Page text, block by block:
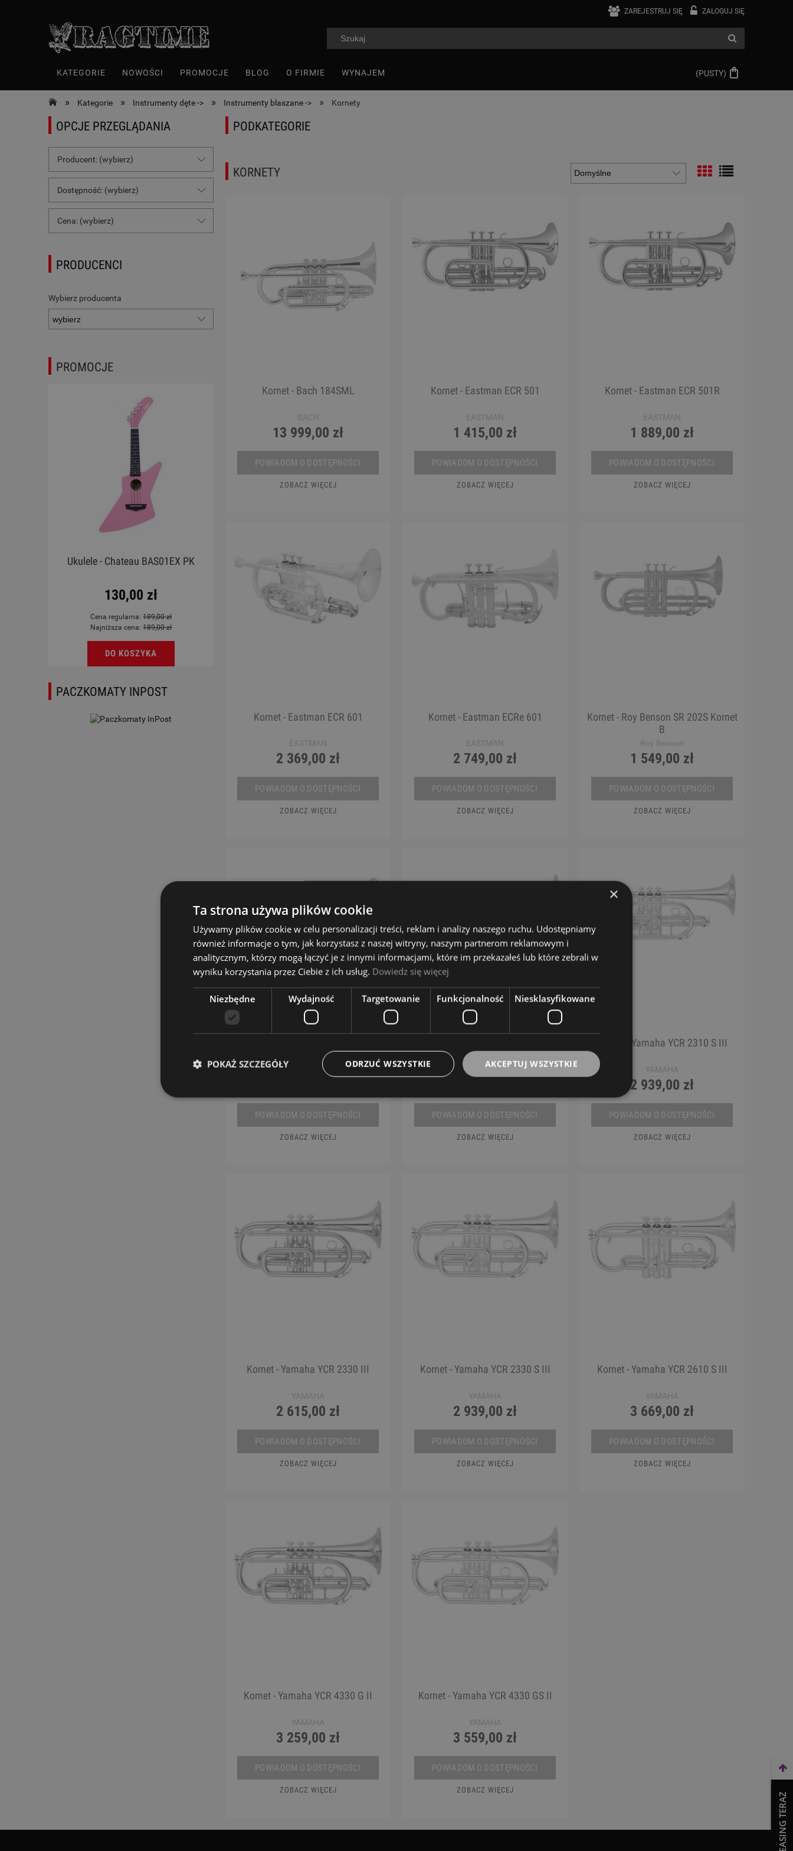
ZAREJESTRUJ SIĘ ZALOGUJ SIĘ
(PUSTY)
KATEGORIE NOWOŚCI PROMOCJE BLOG O FIRMIE WYNAJEM
» Kategorie » Instrumenty dęte -> » Instrumenty blaszane -> » Kornety
OPCJE PRZEGLĄDANIA
Producent: (wybierz)
Dostępność: (wybierz)
Cena: (wybierz)
PRODUCENCI
Wybierz producenta
PROMOCJE
Ukulele - Chateau BAS01EX PK
130,00 zł
Cena regularna: 189,00 zł
Najniższa cena: 189,00 zł
DO KOSZYKA
World Max CH7
140,00 zł
Cena regularna:189,00 zł
Protege C1 Matiz Aqua
930,00 zł
Cena regularna:
1 089,00 zł
Najniższa cena:1 089,00 zł
Ukulele - Chateau BAS01EX RD
130,00 zł
Cena regularna:189,00 zł
PACZKOMATY INPOST
PODKATEGORIE
KORNETY
Kornet - Bach 184SML
BACH
13 999,00 zł
POWIADOM O DOSTĘPNOŚCI
ZOBACZ WIĘCEJ
Kornet - Eastman ECR 501
EASTMAN
1 415,00 zł
POWIADOM O DOSTĘPNOŚCI
ZOBACZ WIĘCEJ
Kornet - Eastman ECR 501R
EASTMAN
1 889,00 zł
POWIADOM O DOSTĘPNOŚCI
ZOBACZ WIĘCEJ
Kornet - Eastman ECR 601
EASTMAN
2 369,00 zł
POWIADOM O DOSTĘPNOŚCI
ZOBACZ WIĘCEJ
Kornet - Eastman ECRe 601
EASTMAN
2 749,00 zł
POWIADOM O DOSTĘPNOŚCI
ZOBACZ WIĘCEJ
Kornet - Roy Benson SR 202S Kornet
B
Roy Benson
1 549,00 zł
POWIADOM O DOSTĘPNOŚCI
ZOBACZ WIĘCEJ
Windcraft
POWIADOM O DOSTĘPNOŚCI
ZOBACZ WIĘCEJ
YAMAHA
POWIADOM O DOSTĘPNOŚCI
ZOBACZ WIĘCEJ
Kornet - Yamaha YCR 2310 S III
YAMAHA
2 939,00 zł
POWIADOM O DOSTĘPNOŚCI
ZOBACZ WIĘCEJ
Kornet - Yamaha YCR 2330 III
YAMAHA
2 615,00 zł
POWIADOM O DOSTĘPNOŚCI
ZOBACZ WIĘCEJ
Kornet - Yamaha YCR 2330 S III
YAMAHA
2 939,00 zł
POWIADOM O DOSTĘPNOŚCI
ZOBACZ WIĘCEJ
Kornet - Yamaha YCR 2610 S III
YAMAHA
3 669,00 zł
POWIADOM O DOSTĘPNOŚCI
ZOBACZ WIĘCEJ
Kornet - Yamaha YCR 4330 G II
YAMAHA
3 259,00 zł
POWIADOM O DOSTĘPNOŚCI
ZOBACZ WIĘCEJ
Kornet - Yamaha YCR 4330 GS II
YAMAHA
3 559,00 zł
POWIADOM O DOSTĘPNOŚCI
ZOBACZ WIĘCEJ
×
Ta strona używa plików cookie
Używamy plików cookie w celu personalizacji treści, reklam i analizy naszego ruchu. Udostępniamy
również informacje o tym, jak korzystasz z naszej witryny, naszym partnerom reklamowym i
analitycznym, którzy mogą łączyć je z innymi informacjami, które im przekazałeś lub które zebrali w
wyniku korzystania przez Ciebie z ich usług. Dowiedz się więcej
Niezbędne Wydajność Targetowanie Funkcjonalność Niesklasyfikowane
AKCEPTUJ WSZYSTKIE
ODRZUĆ WSZYSTKIE
POKAŻ SZCZEGÓŁY